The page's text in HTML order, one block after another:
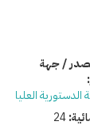
24
/ جهة
العليا